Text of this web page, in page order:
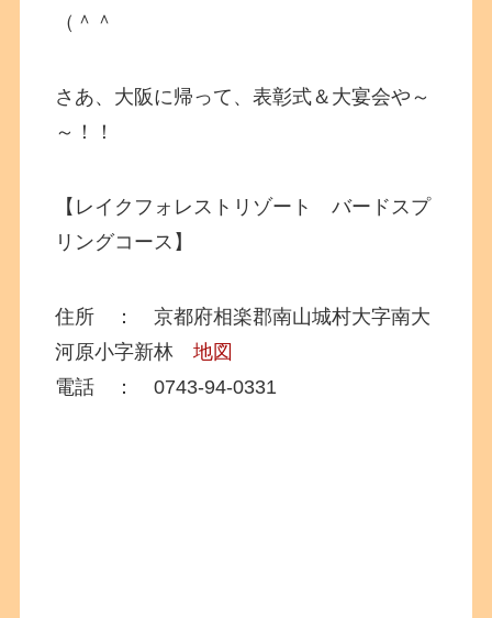
（＾＾
さあ、大阪に帰って、表彰式＆大宴会や～
～！！
【レイクフォレストリゾート バードスプ
リングコース】
住所 ： 京都府相楽郡南山城村大字南大
河原小字新林地図
電話 ： 0743-94-0331